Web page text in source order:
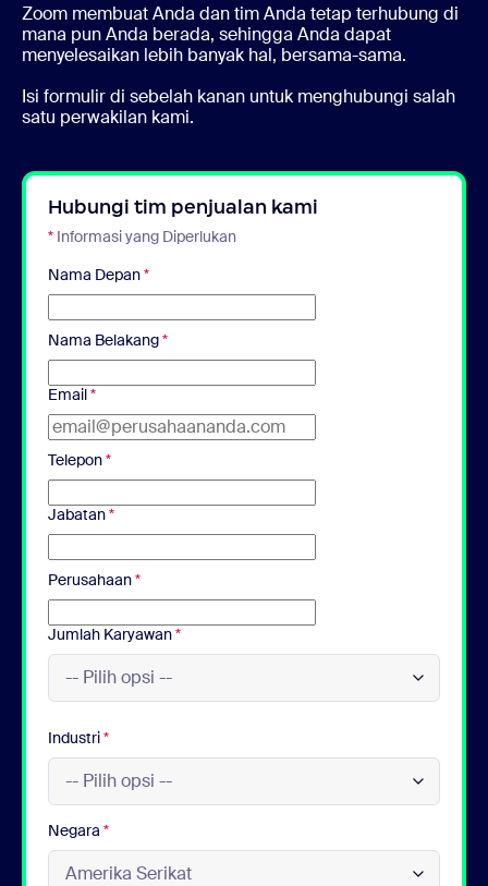
Zoom membuat Anda dan tim Anda tetap terhubung di
mana pun Anda berada, sehingga Anda dapat
menyelesaikan lebih banyak hal, bersama-sama.
Isi formulir di sebelah kanan untuk menghubungi salah
satu perwakilan kami.
Hubungi tim penjualan kami
* Informasi yang Diperlukan
Nama Depan*
Nama Belakang*
Email*
Telepon*
Jabatan*
Perusahaan*
Jumlah Karyawan*
Industri*
Negara *